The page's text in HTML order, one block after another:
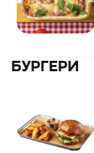
БУРГЕРИ